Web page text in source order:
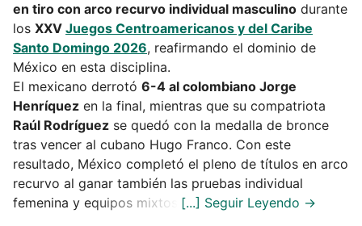
en tiro con arco recurvo individual masculino durante
los XXV Juegos Centroamericanos y del Caribe
Santo Domingo 2026, reafirmando el dominio de
México en esta disciplina.
El mexicano derrotó 6-4 al colombiano Jorge
Henríquez en la final, mientras que su compatriota
Raúl Rodríguez se quedó con la medalla de bronce
tras vencer al cubano Hugo Franco. Con este
resultado, México completó el pleno de títulos en arco
recurvo al ganar también las pruebas individual
femenina y equipos mixtos.